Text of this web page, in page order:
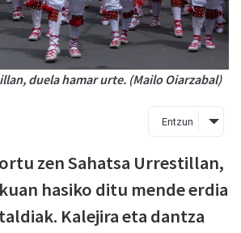
duela hamar urte. (Mailo Oiarzabal)
Entzun
zen Sahatsa Urrestillan,
hasiko ditu mende erdia
Kalejira eta dantza